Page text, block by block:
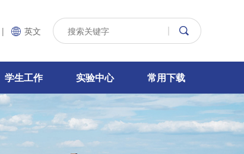
| 英文
学生工作 实验中心 常用下载